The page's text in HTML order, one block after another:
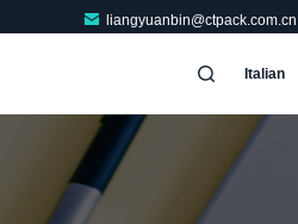
liangyuanbin@ctpack.com.cn
Italian